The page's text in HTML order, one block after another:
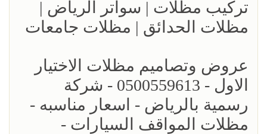
تركيب مظلات | سواتر الرياض |
مظلات الحدائق | مظلات جامعات
عروض وتصاميم مظلات الاختيار
الاول - 0500559613 - شركة
رسمية بالرياض - اسعار مناسبه -
مظلات المواقف السيارات -